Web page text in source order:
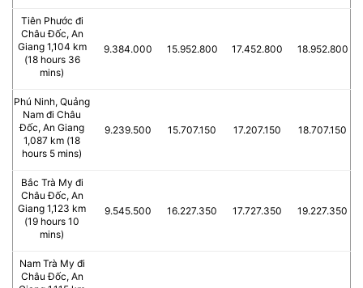
Tiên Phước đi
Châu Đốc, An
Giang 1,104 km
(18 hours 36
mins)
9.384.000 15.952.800 17.452.800 18.952.800
Phú Ninh, Quảng
Nam đi Châu
Đốc, An Giang
1,087 km (18
hours 5 mins)
9.239.500 15.707.150 17.207.150 18.707.150
Bắc Trà My đi
Châu Đốc, An
Giang 1,123 km
(19 hours 10
mins)
9.545.500 16.227.350 17.727.350 19.227.350
Nam Trà My đi
Châu Đốc, An